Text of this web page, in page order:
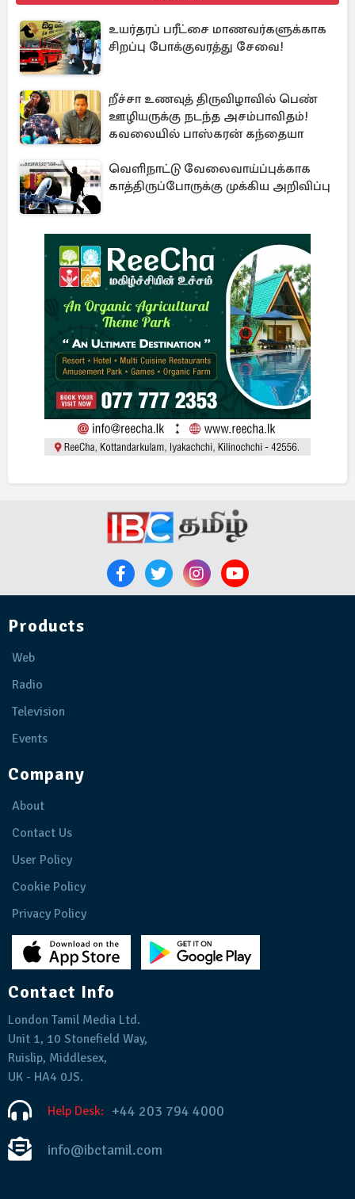
உயர்தரப் பரீட்சை மாணவர்களுக்காக
சிறப்பு போக்குவரத்து சேவை!
றீச்சா உணவுத் திருவிழாவில் பெண்
ஊழியருக்கு நடந்த அசம்பாவிதம்!
கவலையில் பாஸ்கரன் கந்தையா
வெளிநாட்டு வேலைவாய்ப்புக்காக
காத்திருப்போருக்கு முக்கிய அறிவிப்பு
Products
Web
Radio
Television
Events
Company
About
Contact Us
User Policy
Cookie Policy
Privacy Policy
Contact Info
London Tamil Media Ltd.
Unit 1, 10 Stonefield Way,
Ruislip, Middlesex,
UK - HA4 0JS.
Help Desk: +44 203 794 4000
info@ibctamil.com